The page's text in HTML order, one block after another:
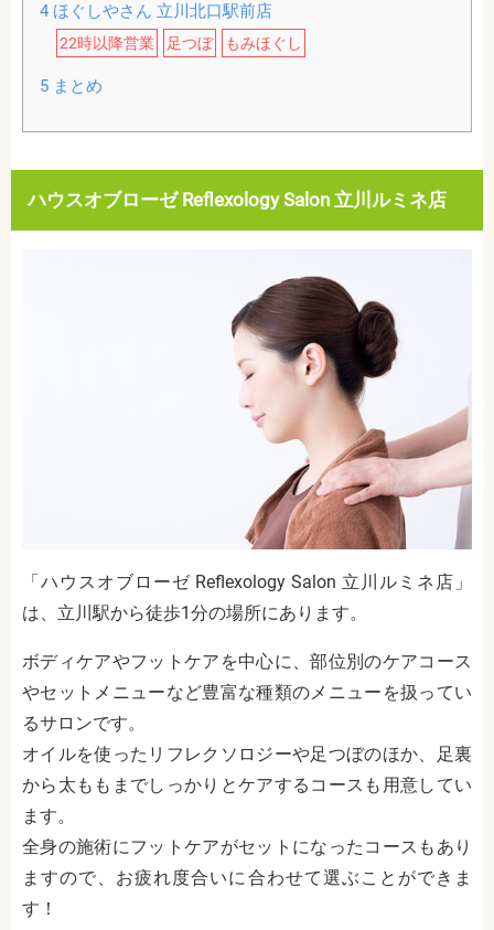
4ほぐしやさん 立川北口駅前店
22時以降営業 足つぼ もみほぐし
5まとめ
ハウスオブローゼ Reflexology Salon 立川ルミネ店
「ハウスオブローゼ Reflexology Salon 立川ルミネ店」
は、立川駅から徒歩1分の場所にあります。
ボディケアやフットケアを中心に、部位別のケアコース
やセットメニューなど豊富な種類のメニューを扱ってい
るサロンです。
オイルを使ったリフレクソロジーや足つぼのほか、足裏
から太ももまでしっかりとケアするコースも用意してい
ます。
全身の施術にフットケアがセットになったコースもあり
ますので、お疲れ度合いに合わせて選ぶことができま
す！